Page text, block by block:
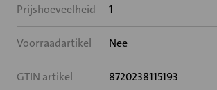
Prijshoeveelheid 1
Voorraadartikel Nee
GTIN artikel 8720238115193